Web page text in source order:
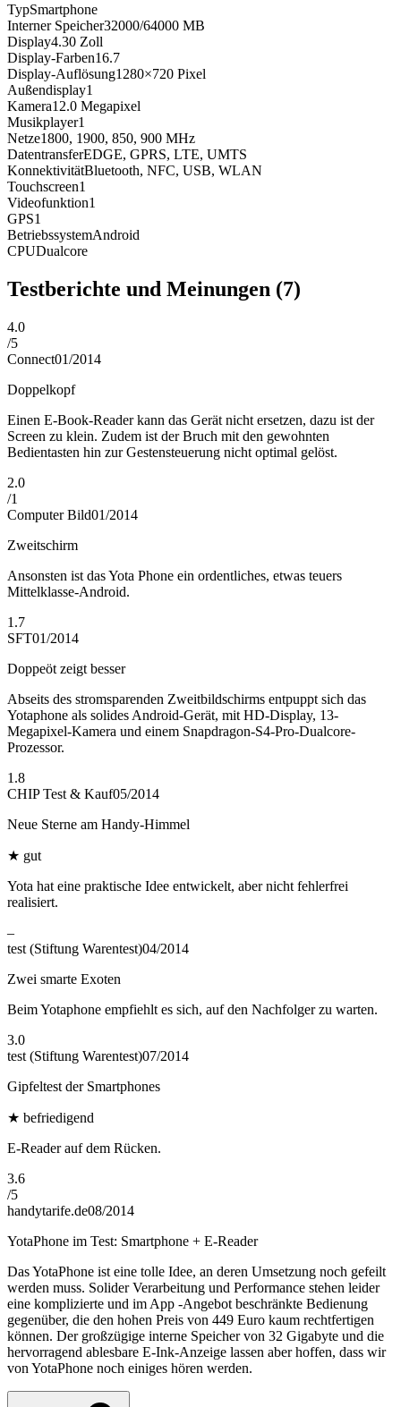
TypSmartphone
Interner Speicher32000/64000 MB
Display4.30 Zoll
Display-Farben16.7
Display-Auflösung1280×720 Pixel
Außendisplay1
Kamera12.0 Megapixel
Musikplayer1
Netze1800, 1900, 850, 900 MHz
DatentransferEDGE, GPRS, LTE, UMTS
KonnektivitätBluetooth, NFC, USB, WLAN
Touchscreen1
Videofunktion1
GPS1
BetriebssystemAndroid
CPUDualcore
Testberichte und Meinungen (7)
4.0
/5
Connect01/2014
Doppelkopf
Einen E-Book-Reader kann das Gerät nicht ersetzen, dazu ist der
Screen zu klein. Zudem ist der Bruch mit den gewohnten
Bedientasten hin zur Gestensteuerung nicht optimal gelöst.
2.0
/1
Computer Bild01/2014
Zweitschirm
Ansonsten ist das Yota Phone ein ordentliches, etwas teuers
Mittelklasse-Android.
1.7
SFT01/2014
Doppeöt zeigt besser
Abseits des stromsparenden Zweitbildschirms entpuppt sich das
Yotaphone als solides Android-Gerät, mit HD-Display, 13-
Megapixel-Kamera und einem Snapdragon-S4-Pro-Dualcore-
Prozessor.
1.8
CHIP Test & Kauf05/2014
Neue Sterne am Handy-Himmel
★ gut
Yota hat eine praktische Idee entwickelt, aber nicht fehlerfrei
realisiert.
–
test (Stiftung Warentest)04/2014
Zwei smarte Exoten
Beim Yotaphone empfiehlt es sich, auf den Nachfolger zu warten.
3.0
test (Stiftung Warentest)07/2014
Gipfeltest der Smartphones
★ befriedigend
E-Reader auf dem Rücken.
3.6
/5
handytarife.de08/2014
YotaPhone im Test: Smartphone + E-Reader
Das YotaPhone ist eine tolle Idee, an deren Umsetzung noch gefeilt
werden muss. Solider Verarbeitung und Performance stehen leider
eine komplizierte und im App -Angebot beschränkte Bedienung
gegenüber, die den hohen Preis von 449 Euro kaum rechtfertigen
können. Der großzügige interne Speicher von 32 Gigabyte und die
hervorragend ablesbare E-Ink-Anzeige lassen aber hoffen, dass wir
von YotaPhone noch einiges hören werden.